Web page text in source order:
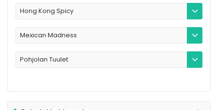
Hong Kong Spicy
Mexican Madness
Pohjolan Tuulet